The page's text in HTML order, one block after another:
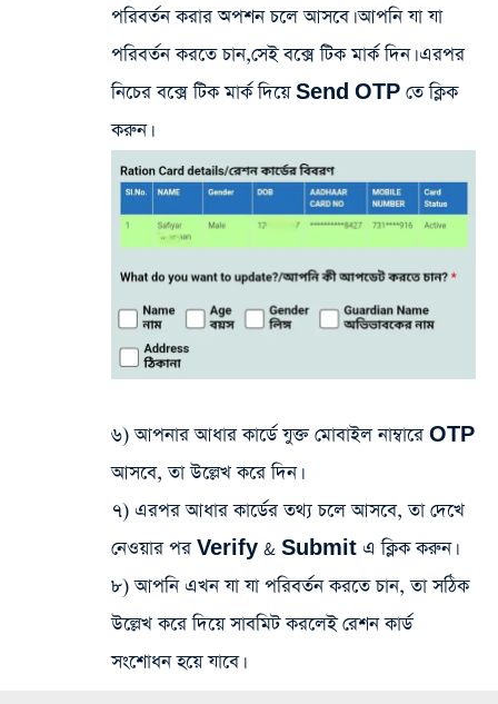
পরিবর্তন করার অপশন চলে আসবে। আপনি যা যা
পরিবর্তন করতে চান,সেই বক্সে টিক মার্ক দিন। এরপর
নিচের বক্সে টিক মার্ক দিয়ে Send OTP তে ক্লিক
করুন।
৬) আপনার আধার কার্ডে যুক্ত মোবাইল নাম্বারে OTP
আসবে, তা উল্লেখ করে দিন।
৭) এরপর আধার কার্ডের তথ্য চলে আসবে, তা দেখে
নেওয়ার পর Verify & Submit এ ক্লিক করুন।
৮) আপনি এখন যা যা পরিবর্তন করতে চান, তা সঠিক
উল্লেখ করে দিয়ে সাবমিট করলেই রেশন কার্ড
সংশোধন হয়ে যাবে।